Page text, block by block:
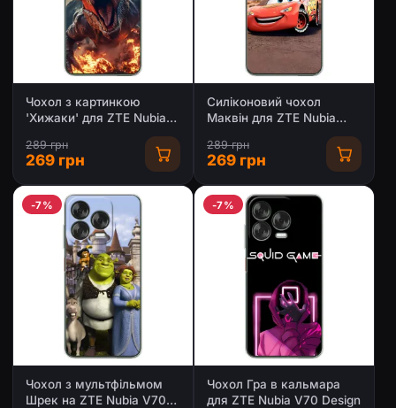
Чохол з картинкою
'Хижаки' для ZTE Nubia
289 грн
269 грн
Силіконовий чохол
Маквін для ZTE Nubia
289 грн
269 грн
-7%
Чохол з мультфільмом
Шрек на ZTE Nubia V70
-7%
Чохол Гра в кальмара
для ZTE Nubia V70 Design